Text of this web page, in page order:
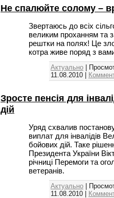
Не спалюйте солому –
Звертаюсь до всіх
великим проханням та
рештки на полях! Це
котра живе поряд з
Актуально |
11.08.2010 |
Зросте пенсія для
дій
Уряд схвалив
виплат для інвалідів
бойових дій. Таке
Президента України
річниці Перемоги та
ветеранів.
Актуально |
11.08.2010 |